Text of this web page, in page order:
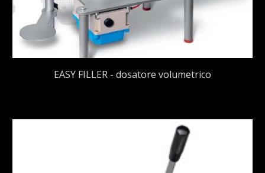
EASY FILLER - dosatore volumetrico